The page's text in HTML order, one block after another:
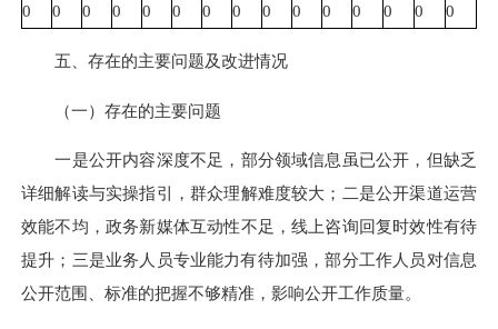
0 0 0 0 0 0 0 0 0 0 0 0 0 0 0
五、存在的主要问题及改进情况
（一）存在的主要问题
一是公开内容深度不足，部分领域信息虽已公开，但缺乏
详细解读与实操指引，群众理解难度较大；二是公开渠道运营
效能不均，政务新媒体互动性不足，线上咨询回复时效性有待
提升；三是业务人员专业能力有待加强，部分工作人员对信息
公开范围、标准的把握不够精准，影响公开工作质量。